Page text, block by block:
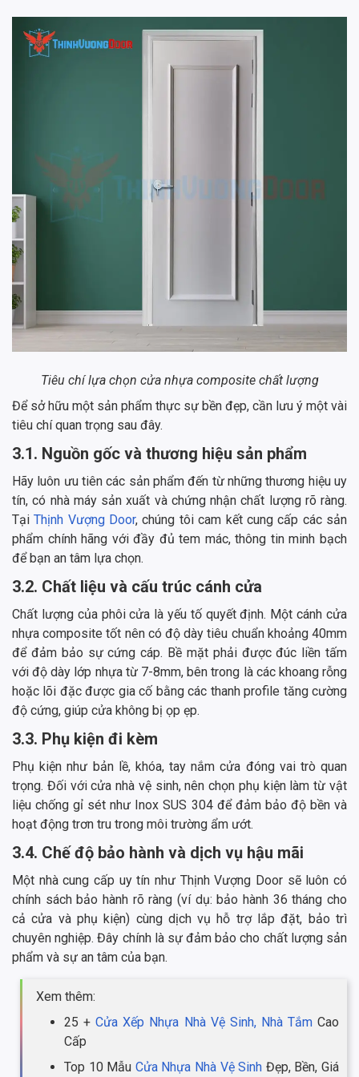
Tiêu chí lựa chọn cửa nhựa composite chất lượng
Để sở hữu một sản phẩm thực sự bền đẹp, cần lưu ý một vài
tiêu chí quan trọng sau đây.
3.1. Nguồn gốc và thương hiệu sản phẩm
Hãy luôn ưu tiên các sản phẩm đến từ những thương hiệu uy
tín, có nhà máy sản xuất và chứng nhận chất lượng rõ ràng.
TạiThịnh Vượng Door, chúng tôi cam kết cung cấp các sản
phẩm chính hãng với đầy đủ tem mác, thông tin minh bạch
để bạn an tâm lựa chọn.
3.2. Chất liệu và cấu trúc cánh cửa
Chất lượng của phôi cửa là yếu tố quyết định. Một cánh cửa
nhựa composite tốt nên có độ dày tiêu chuẩn khoảng 40mm
để đảm bảo sự cứng cáp. Bề mặt phải được đúc liền tấm
với độ dày lớp nhựa từ 7-8mm, bên trong là các khoang rỗng
hoặc lõi đặc được gia cố bằng các thanh profile tăng cường
độ cứng, giúp cửa không bị ọp ẹp.
3.3. Phụ kiện đi kèm
Phụ kiện như bản lề, khóa, tay nắm cửa đóng vai trò quan
trọng. Đối với cửa nhà vệ sinh, nên chọn phụ kiện làm từ vật
liệu chống gỉ sét như Inox SUS 304 để đảm bảo độ bền và
hoạt động trơn tru trong môi trường ẩm ướt.
3.4. Chế độ bảo hành và dịch vụ hậu mãi
Một nhà cung cấp uy tín như Thịnh Vượng Door sẽ luôn có
chính sách bảo hành rõ ràng (ví dụ: bảo hành 36 tháng cho
cả cửa và phụ kiện) cùng dịch vụ hỗ trợ lắp đặt, bảo trì
chuyên nghiệp. Đây chính là sự đảm bảo cho chất lượng sản
phẩm và sự an tâm của bạn.
Xem thêm:
25 +Cửa Xếp Nhựa Nhà Vệ Sinh, Nhà TắmCao
Cấp
Top 10 Mẫu Cửa Nhựa Nhà Vệ Sinh Đẹp, Bền, Giá